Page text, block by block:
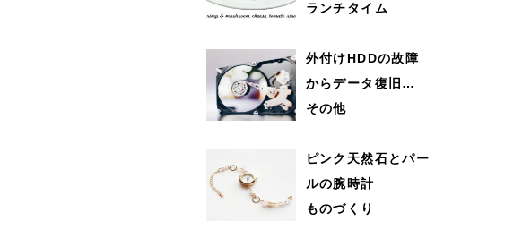
ランチタイム
外付けHDDの故障
からデータ復旧…
その他
ピンク天然石とパー
ルの腕時計
ものづくり